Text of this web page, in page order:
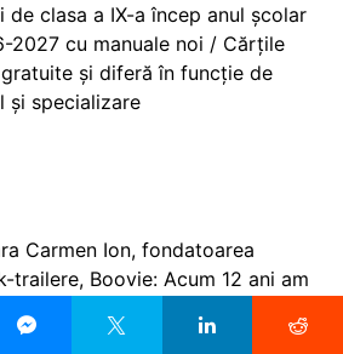
de clasa a IX-a încep anul școlar
2027 cu manuale noi / Cărțile
și diferă în funcție de
și specializare
Carmen Ion, fondatoarea
trailere, Boovie: Acum 12 ani am
ușor cărți. Apoi, elevii m-au